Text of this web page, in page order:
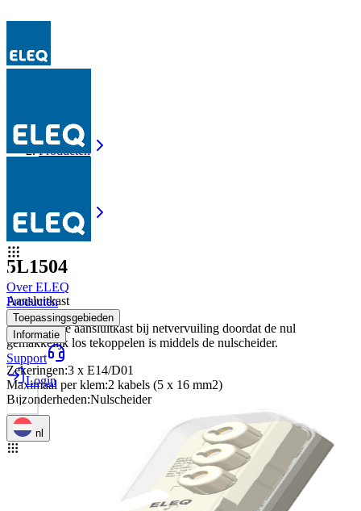
Over ELEQ
Producten
Toepassingsgebieden
Informatie
Support
Login
nl
Producten
Producten
5L1504
5L1504
Aansluitkast
Extra veilige aansluitkast bij netvervuiling doordat de nul
gemakkelijk los tekoppelen is middels de nulscheider.
Zekeringen:3 x E14/D01
Maximaal per klem:2 kabels (5 x 16 mm2)
Bijzonderheden:Nulscheider